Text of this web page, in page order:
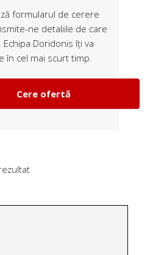
formularul de cerere
ne detaliile de care
Echipa Doridonis îți va
în cel mai scurt timp.
Cere ofertă